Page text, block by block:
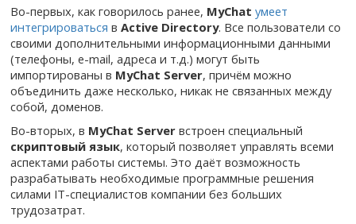
Во-первых, как говорилось ранее, MyChat умеет
интегрироваться вActive Directory. Все пользователи со
своими дополнительными информационными данными
(телефоны, e-mail, адреса и т.д.) могут быть
импортированы в MyChat Server, причём можно
объединить даже несколько, никак не связанных между
собой, доменов.
Во-вторых, в MyChat Server встроен специальный
скриптовый язык, который позволяет управлять всеми
аспектами работы системы. Это даёт возможность
разрабатывать необходимые программные решения
силами IT-специалистов компании без больших
трудозатрат.